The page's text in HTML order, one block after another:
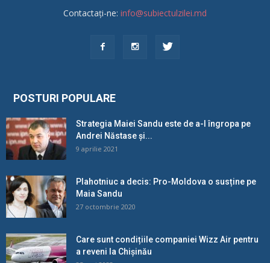
Contactați-ne: info@subiectulzilei.md
POSTURI POPULARE
Strategia Maiei Sandu este de a-l îngropa pe
Andrei Năstase și...
9 aprilie 2021
Plahotniuc a decis: Pro-Moldova o susține pe
Maia Sandu
27 octombrie 2020
Care sunt condițiile companiei Wizz Air pentru
a reveni la Chișinău